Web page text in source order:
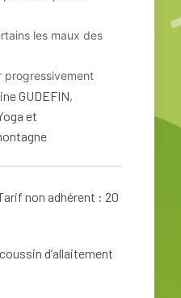
les maux des
progressivement
GUDEFIN,
et
non adhérent : 20
d’allaitement